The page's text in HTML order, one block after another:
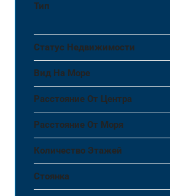
Тип
Статус Недвижимости
Вид На Море
Расстояние От Центра
Расстояние От Моря
Количество Этажей
Стоянка